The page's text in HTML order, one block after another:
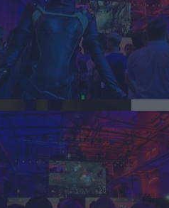
to pierwsze tego